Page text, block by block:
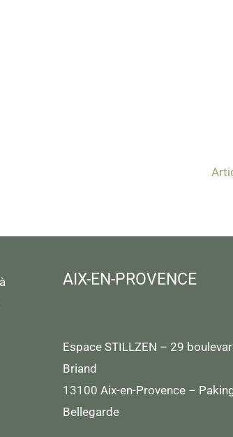
AIX-EN-PROVENCE
Espace STILLZEN – 29
Briand
13100 Aix-en-Provence –
Bellegarde